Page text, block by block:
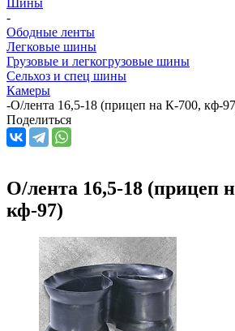
-
Ободные ленты
Легковые шины
Грузовые и легкогрузовые шины
Сельхоз и спец шины
Камеры
-О/лента 16,5-18 (прицеп на К-700, кф-
Поделиться
О/лента 16,5-18 (прицеп
кф-97)